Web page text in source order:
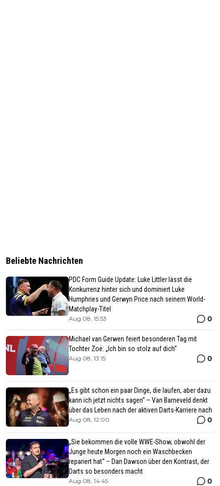
Beliebte Nachrichten
PDC Form Guide Update: Luke Littler lässt die
Konkurrenz hinter sich und dominiert Luke
Humphries und Gerwyn Price nach seinem World-
Matchplay-Titel
Aug 08, 15:53 0
Michael van Gerwen feiert besonderen Tag mit
Tochter Zoë: „Ich bin so stolz auf dich“
Aug 08, 13:15 0
„Es gibt schon ein paar Dinge, die laufen, aber dazu
kann ich jetzt nichts sagen“ – Van Barneveld denkt
über das Leben nach der aktiven Darts-Karriere nach
Aug 08, 12:00 0
„Sie bekommen die volle WWE-Show, obwohl der
Junge heute Morgen noch ein Waschbecken
repariert hat“ – Dan Dawson über den Kontrast, der
Darts so besonders macht
Aug 08, 14:45 0